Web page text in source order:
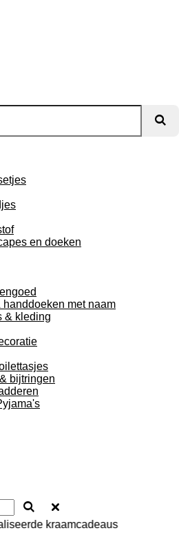
en doeken
handdoeken met naam
& kleding
bijtringen
kraamcadeaus